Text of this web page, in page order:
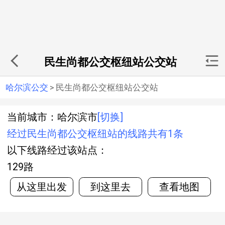
民生尚都公交枢纽站公交站
哈尔滨公交 > 民生尚都公交枢纽站公交站
当前城市：哈尔滨市 [切换]
经过民生尚都公交枢纽站的线路共有1条
以下线路经过该站点：
129路
从这里出发
到这里去 查看地图